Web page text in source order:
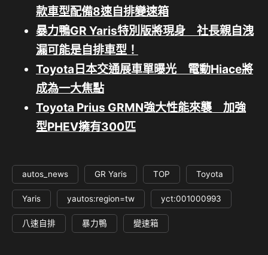
款車型配備8速自排變速箱
暴力鴨GR Yaris特別版將現身 社長親自洩
漏可能是自排車型！
Toyota日本交通展車單曝光 電動Hiace將
成為一大焦點
Toyota Prius GRMN強大性能來襲 加強
型PHEV擁有300匹
autos_news GR Yaris TOP Toyota
Yaris yautos:region=tw yct:001000993
八速自排 暴力鴨 變速箱